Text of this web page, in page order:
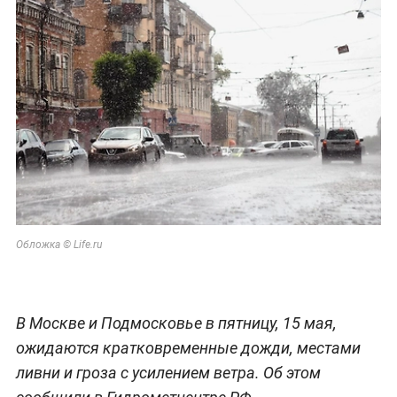
Обложка © Life.ru
В Москве и Подмосковье в пятницу, 15 мая,
ожидаются кратковременные дожди, местами
ливни и гроза с усилением ветра. Об этом